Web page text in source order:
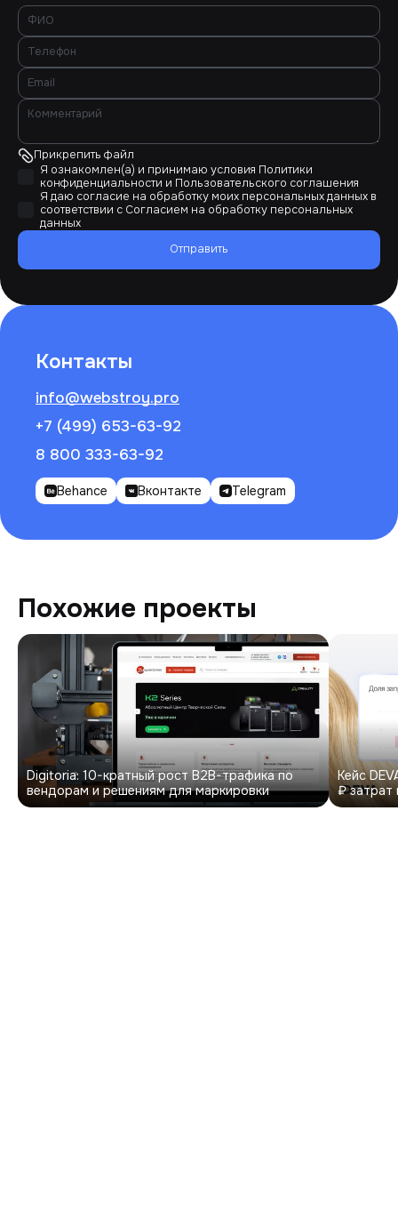
Прикрепить файл
Я ознакомлен(а) и принимаю условия Политики
конфиденциальности и Пользовательского соглашения
Я даю согласие на обработку моих персональных данных в
соответствии с Согласием на обработку персональных
данных
Отправить
Контакты
info@webstroy.pro
+7 (499) 653-63-92
8 800 333-63-92
Behance Вконтакте Telegram
Похожие проекты
Digitoria: 10-кратный рост B2B-трафика по
вендорам и решениям для маркировки
Кейс
₽ затрат